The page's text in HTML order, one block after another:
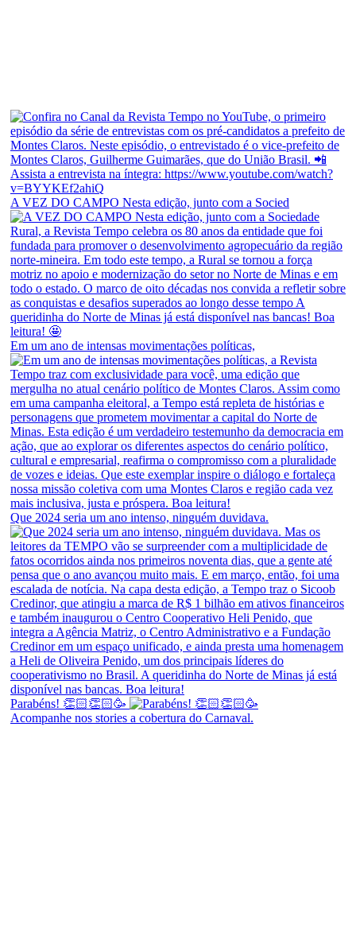
A VEZ DO CAMPO Nesta edição, junto com a Socied
Em um ano de intensas movimentações políticas,
Que 2024 seria um ano intenso, ninguém duvidava.
Parabéns! 👏🏻👏🏻🥳
Acompanhe nos stories a cobertura do Carnaval.